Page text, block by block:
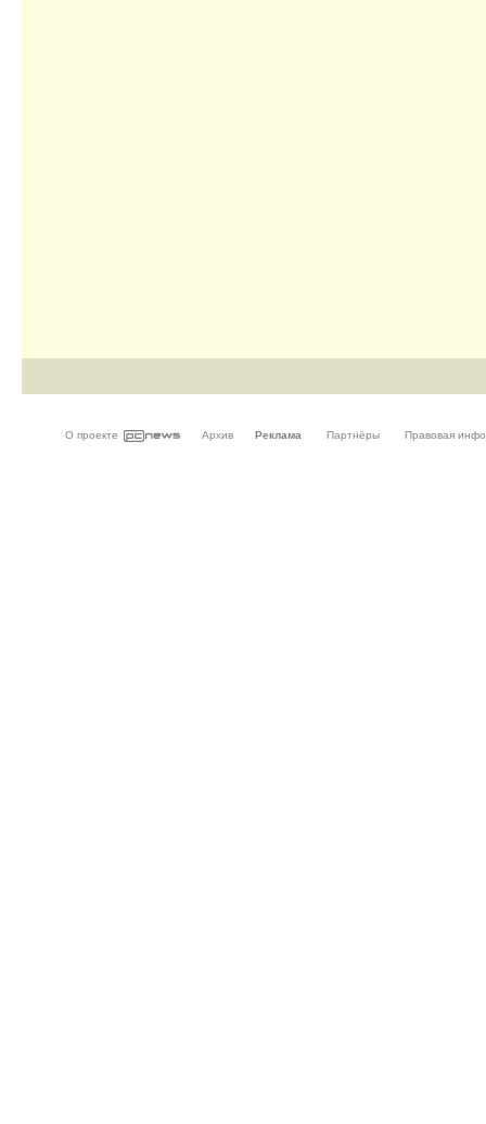
О проекте Архив Реклама Партнёры Правовая